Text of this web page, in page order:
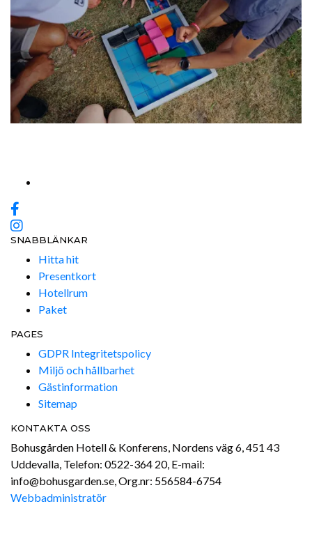
SNABBLÄNKAR
Hitta hit
Presentkort
Hotellrum
Paket
PAGES
GDPR Integritetspolicy
Miljö och hållbarhet
Gästinformation
Sitemap
KONTAKTA OSS
Bohusgården Hotell & Konferens, Nordens väg 6, 451 43
Uddevalla, Telefon: 0522-364 20, E-mail:
info@bohusgarden.se, Org.nr: 556584-6754
Webbadministratör